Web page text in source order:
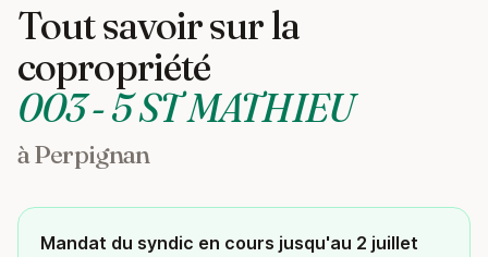
Tout savoir sur la
copropriété
003 - 5 ST MATHIEU
à Perpignan
Mandat du syndic en cours jusqu'au 2 juillet